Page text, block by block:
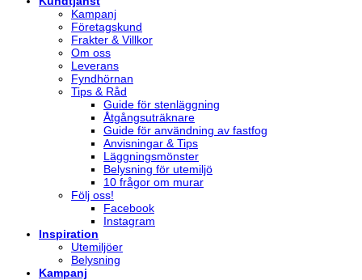
Kampanj
Företagskund
Frakter & Villkor
Om oss
Leverans
Fyndhörnan
Tips & Råd
Guide för stenläggning
Åtgångsuträknare
Guide för användning av fastfog
Anvisningar & Tips
Läggningsmönster
Belysning för utemiljö
10 frågor om murar
Följ oss!
Facebook
Instagram
Inspiration
Utemiljöer
Belysning
Kampanj